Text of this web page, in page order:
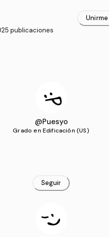
Técnica Superior de
publicaciones
Unirme
@Puesyo
Grado en Edificación (US)
Seguir